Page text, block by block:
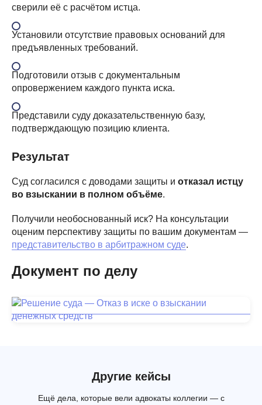
сверили её с расчётом истца.
Установили отсутствие правовых оснований для
предъявленных требований.
Подготовили отзыв с документальным
опровержением каждого пункта иска.
Представили суду доказательственную базу,
подтверждающую позицию клиента.
Результат
Суд согласился с доводами защиты и отказал истцу
во взыскании в полном объёме.
Получили необоснованный иск? На консультации
оценим перспективу защиты по вашим документам —
представительство в арбитражном суде.
Документ по делу
Другие кейсы
Ещё дела, которые вели адвокаты коллегии — с